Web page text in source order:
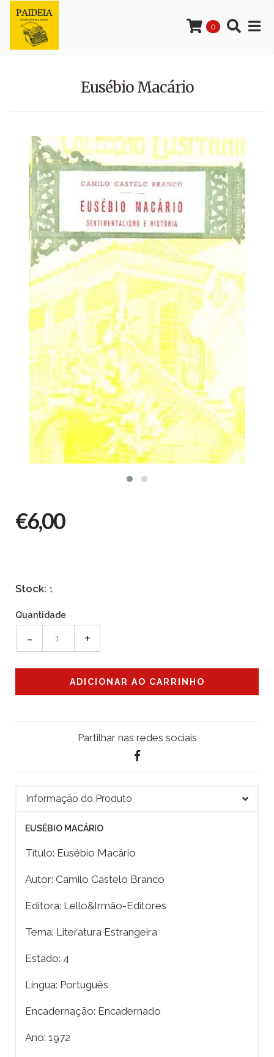
0
Eusébio Macário
€6,00
Stock: 1
Quantidade
- +
Partilhar nas redes sociais
Informação do Produto
EUSÉBIO MACÁRIO
Título: Eusébio Macário
Autor: Camilo Castelo Branco
Editora: Lello&Irmão-Editores
Tema: Literatura Estrangeira
Estado: 4
Língua: Português
Encadernação: Encadernado
Ano: 1972